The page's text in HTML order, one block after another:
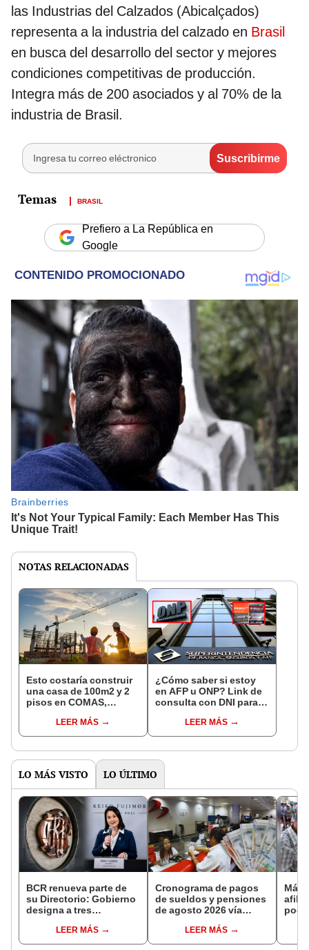
las Industrias del Calzados (Abicalçados)
representa a la industria del calzado en Brasil
en busca del desarrollo del sector y mejores
condiciones competitivas de producción.
Integra más de 200 asociados y al 70% de la
industria de Brasil.
BRASIL
Prefiero a La República en
Google
NOTAS RELACIONADAS
Esto costaría construir
una casa de 100m2 y 2
pisos en COMAS,
distritos de LIMA
NORTE
LEER MÁS
¿Cómo saber si estoy
en AFP u ONP? Link de
consulta con DNI para
pensiones estás
LEER MÁS
LO MÁS VISTO LO ÚLTIMO
BCR renueva parte de
su Directorio: Gobierno
designa a tres
EjecutivoLEER MÁS
Cronograma de pagos
de sueldos y pensiones
de agosto 2026 vía
conoce las fechas de
depósito
LEER MÁS
Más